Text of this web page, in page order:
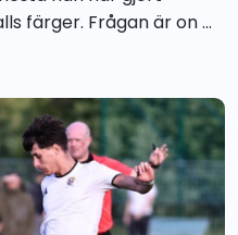
färger. Frågan är on ...